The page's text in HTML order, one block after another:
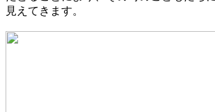
見えてきます。